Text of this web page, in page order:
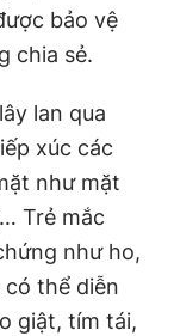
bảo vệ
chia sẻ.
lan qua
xúc các
như mặt
Trẻ mắc
như ho,
có thể diễn
giật, tím tái,